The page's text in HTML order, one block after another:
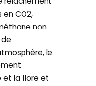
en CO2,
non
le
et la flore et